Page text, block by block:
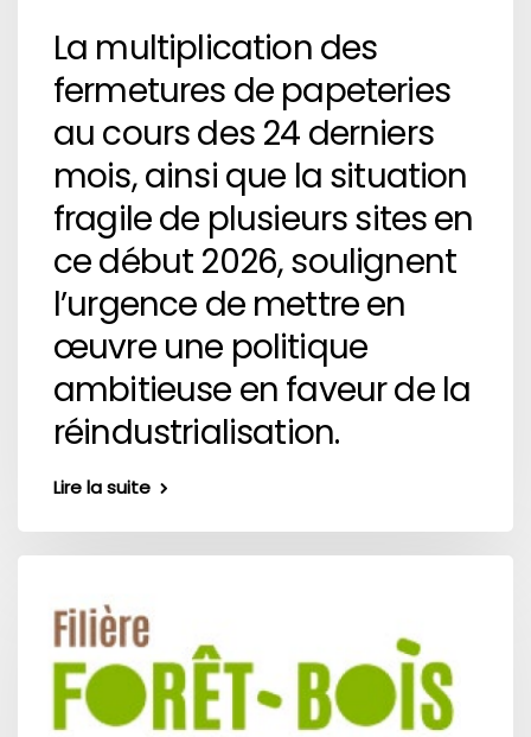
La multiplication des
fermetures de papeteries
au cours des 24 derniers
mois, ainsi que la situation
fragile de plusieurs sites en
ce début 2026, soulignent
l’urgence de mettre en
œuvre une politique
ambitieuse en faveur de la
réindustrialisation.
Lire la suite